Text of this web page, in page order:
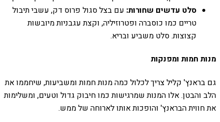
סלט עדשים שחורות: עם בצל סגול פרוס דק, עשבי תיבול
טריים כמו כוסברה ופטרוזיליה, וקצת עגבניות מיובשות
קצוצות. סלט משביע ובריא.
מנות חמות ומפנקות
גם בראנץ' קליל צריך לכלול כמה מנות חמות ומשביעות, שיחממו את
הלב והבטן. אלו המנות שמרגישות כמו חיבוק גדול וטעים, ומשלימות
את חווית הבראנץ' והופכות אותו לארוחה של ממש.